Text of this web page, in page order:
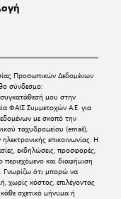
Προσωπικών Δεδομένων
σύνδεσμο:
μου στην
ΦΑΙΣ Συμμετοχών Α.Ε. για
με σκοπό την
ταχυδρομείου (email),
επικοινωνίας. Η
εκδηλώσεις, προσφορές,
και διαφήμιση
Γνωρίζω ότι μπορώ να
χωρίς κόστος, επιλέγοντας
σχετικό μήνυμα ή